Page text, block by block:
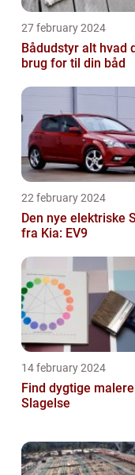
27 february 2024
Bådudstyr alt hvad du har
brug for til din båd
22 february 2024
Den nye elektriske
fra Kia: EV9
14 february 2024
Find dygtige
Slagelse